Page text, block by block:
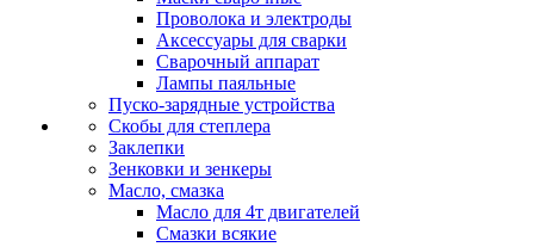
Проволока и электроды
Аксессуары для сварки
Сварочный аппарат
Лампы паяльные
Пуско-зарядные устройства
Скобы для степлера
Заклепки
Зенковки и зенкеры
Масло, смазка
Масло для 4т двигателей
Смазки всякие